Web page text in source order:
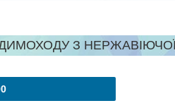
З НЕРЖАВІЮЧОЇ
0